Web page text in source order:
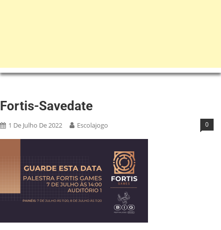
Fortis-Savedate
1 De Julho De 2022 Escolajogo 0